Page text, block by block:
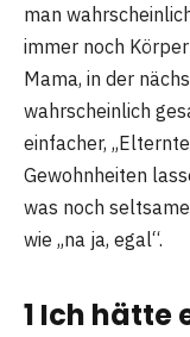
man
immer noch
Mama, in der
wahrscheinlich
einfacher,
Gewohnheiten
was noch
wie „na ja, egal“.
1 Ich hätte